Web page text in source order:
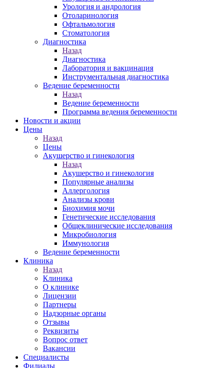
Урология и андрология
Отоларинология
Офтальмология
Стоматология
Диагностика
Назад
Диагностика
Лаборатория и вакцинация
Инструментальная диагностика
Ведение беременности
Назад
Ведение беременности
Программа ведения беременности
Новости и акции
Цены
Назад
Цены
Акушерство и гинекология
Назад
Акушерство и гинекология
Популярные анализы
Аллергология
Анализы крови
Биохимия мочи
Генетические исследования
Общеклинические исследования
Микробиология
Иммунология
Ведение беременности
Клиника
Назад
Клиника
О клинике
Лицензии
Партнеры
Надзорные органы
Отзывы
Реквизиты
Вопрос ответ
Вакансии
Специалисты
Филиалы